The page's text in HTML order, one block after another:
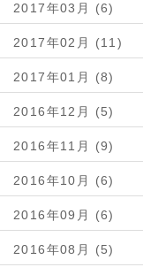
2017年03月 (6)
2017年02月 (11)
2017年01月 (8)
2016年12月 (5)
2016年11月 (9)
2016年10月 (6)
2016年09月 (6)
2016年08月 (5)